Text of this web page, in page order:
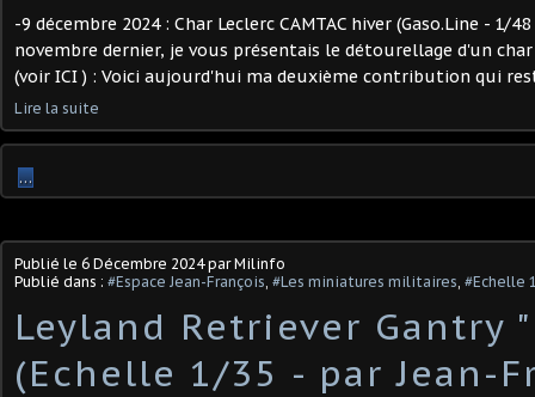
-9 décembre 2024 : Char Leclerc CAMTAC hiver (Gaso.Line - 1/
novembre dernier, je vous présentais le détourellage d'un char
(voir ICI ) : Voici aujourd'hui ma deuxième contribution qui
Lire la suite
…
Publié le 6 Décembre 2024par Milinfo
Publié dans : #Espace Jean-François, #Les miniatures militaires, #Echelle
Leyland Retriever Gantry
(Echelle 1/35 - par Jean-